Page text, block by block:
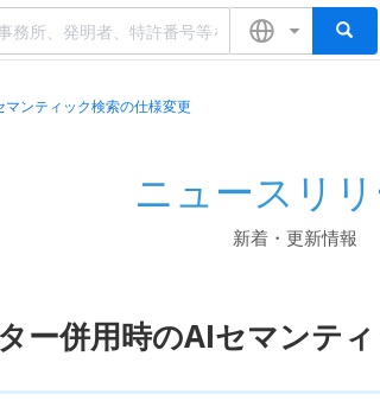
ンティック検索の仕様変更
ニュースリ
新着・更新情報
ー併用時のAIセマンテ